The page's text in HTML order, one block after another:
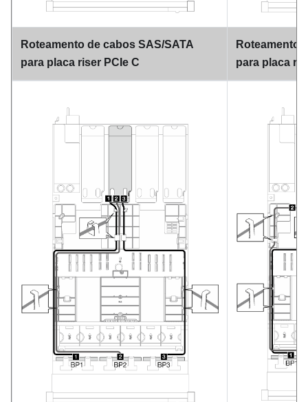
Roteamento de cabos SAS/SATA
para placa riser PCIe C
Roteamento
para placa